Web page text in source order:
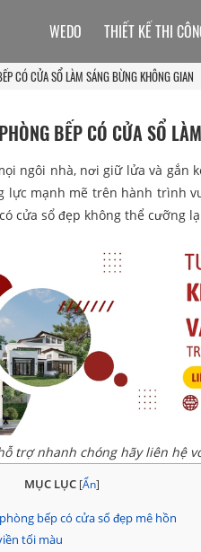
CÓ CỬA SỔ LÀM SÁNG BỪNG KHÔNG GIAN
BẾP CÓ CỬA SỔ
ngôi nhà, nơi giữ lửa và gắn
lực mạnh mẽ trên hành trình
cửa sổ đẹp không thể cưỡng
trợ nhanh chóng hãy liên hệ
MỤC LỤC [Ẩn]
bếp có cửa sổ đẹp mê hồn
tối màu
WEDO THIẾT KẾ THI